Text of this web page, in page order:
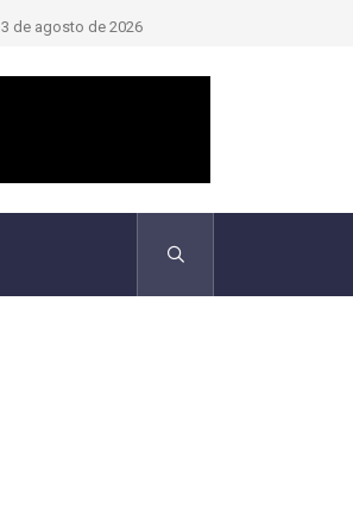
TCU identificou desvios de dinheiro
3 de agosto de 2026